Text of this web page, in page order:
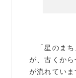
「星のまち
が、古くから
が流れてい